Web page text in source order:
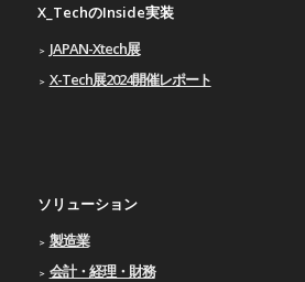
X_TechのInside実装
JAPAN-Xtech展
X-Tech展2024開催レポート
ソリューション
製造業
会計・経理・財務